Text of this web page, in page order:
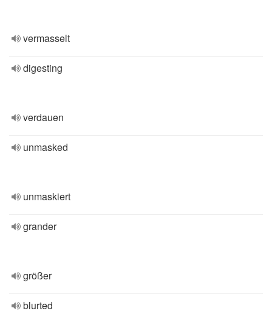
vermasselt
digesting
verdauen
unmasked
unmaskiert
grander
größer
blurted